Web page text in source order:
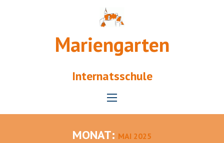
Mariengarten
Internatsschule
MONAT: MAI 2025